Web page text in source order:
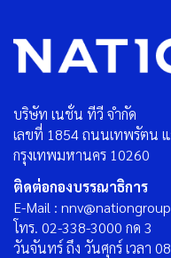
บริษัท เนชั่น ทีวี จำกัด
เลขที่ 1854 ถนนเทพรัตน แ
กรุงเทพมหานคร 10260
ติดต่อกองบรรณาธิการ
E-Mail :
โทร. 02-338-3000 กด 3
วันจันทร์ ถึง วันศุกร์ เวลา